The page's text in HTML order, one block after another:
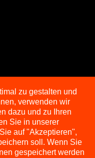
zu gestalten und
verwenden wir
dazu und zu Ihren
Sie in unserer
auf "Akzeptieren",
soll. Wenn Sie
gespeichert werden